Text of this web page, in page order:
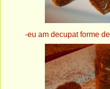
-eu am decupat forme